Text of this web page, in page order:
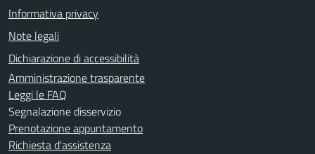
Informativa privacy
Note legali
Dichiarazione di accessibilità
Amministrazione trasparente
Leggi le FAQ
Segnalazione disservizio
Prenotazione appuntamento
Richiesta d'assistenza